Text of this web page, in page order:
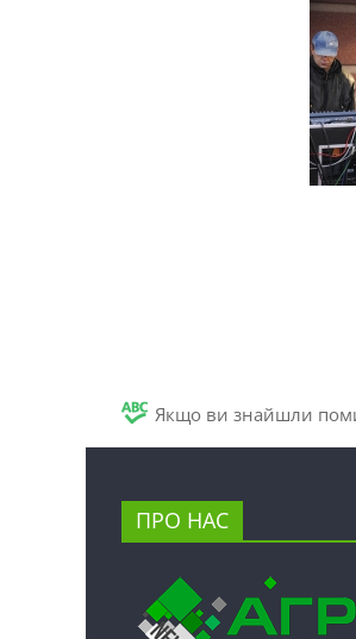
Якщо ви знайшли
ПРО НАС